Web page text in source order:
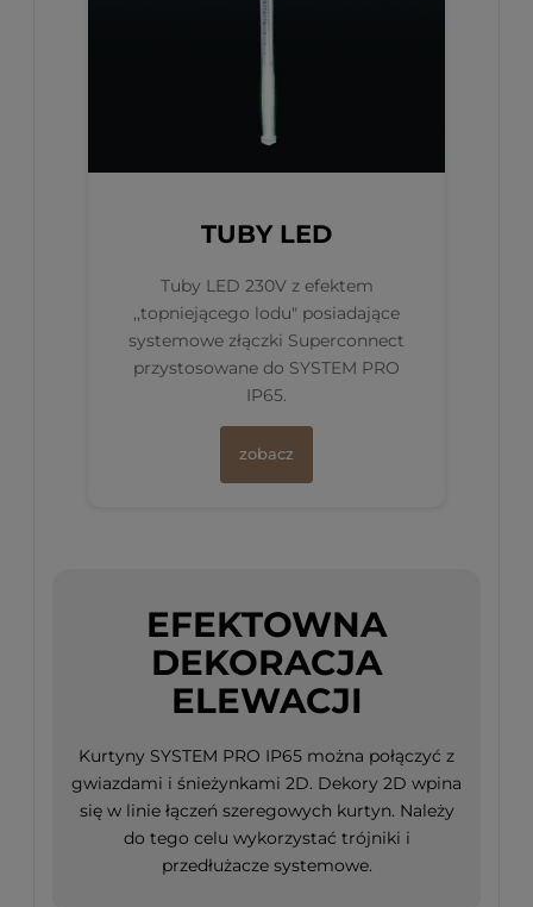
TUBY LED
Tuby LED 230V z efektem
,,topniejącego lodu" posiadające
systemowe złączki Superconnect
przystosowane do SYSTEM PRO
IP65.
zobacz
EFEKTOWNA
DEKORACJA
ELEWACJI
Kurtyny SYSTEM PRO IP65 można połączyć z
gwiazdami i śnieżynkami 2D. Dekory 2D wpina
się w linie łączeń szeregowych kurtyn. Należy
do tego celu wykorzystać trójniki i
przedłużacze systemowe.